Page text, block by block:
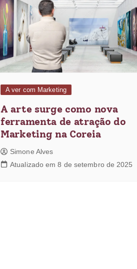
A ver com Marketing
A arte surge como nova
ferramenta de atração do
Marketing na Coreia
Simone Alves
Atualizado em 8 de setembro de 2025